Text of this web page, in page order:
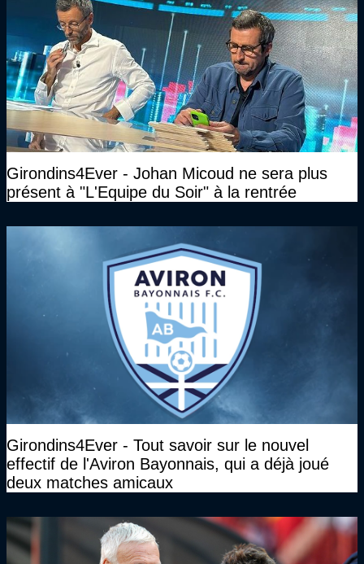
Girondins4Ever - Johan Micoud ne sera plus
présent à "L'Equipe du Soir" à la rentrée
Girondins4Ever - Tout savoir sur le nouvel
effectif de l'Aviron Bayonnais, qui a déjà joué
deux matches amicaux